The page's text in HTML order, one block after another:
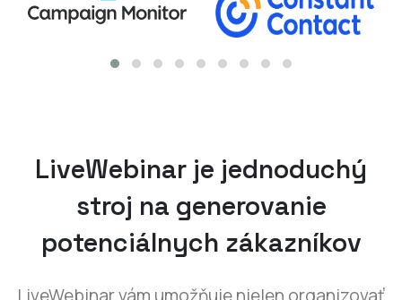
LiveWebinar je jednoduchý
stroj na generovanie
potenciálnych zákazníkov
LiveWebinar vám umožňuje nielen organizovať